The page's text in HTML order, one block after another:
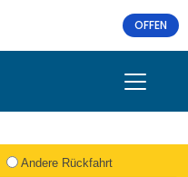
OFFEN
Andere Rückfahrt